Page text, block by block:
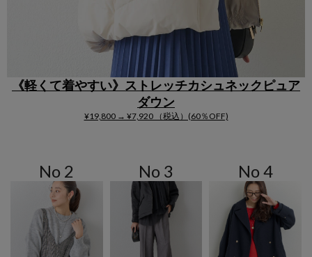
《軽くて着やすい》ストレッチカシュネックピュア
ダウン
¥19,800 → ¥7,920 （税込）(60％OFF)
No 2 No 3 No 4